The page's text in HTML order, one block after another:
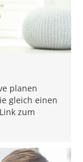
planen
gleich einen
zum